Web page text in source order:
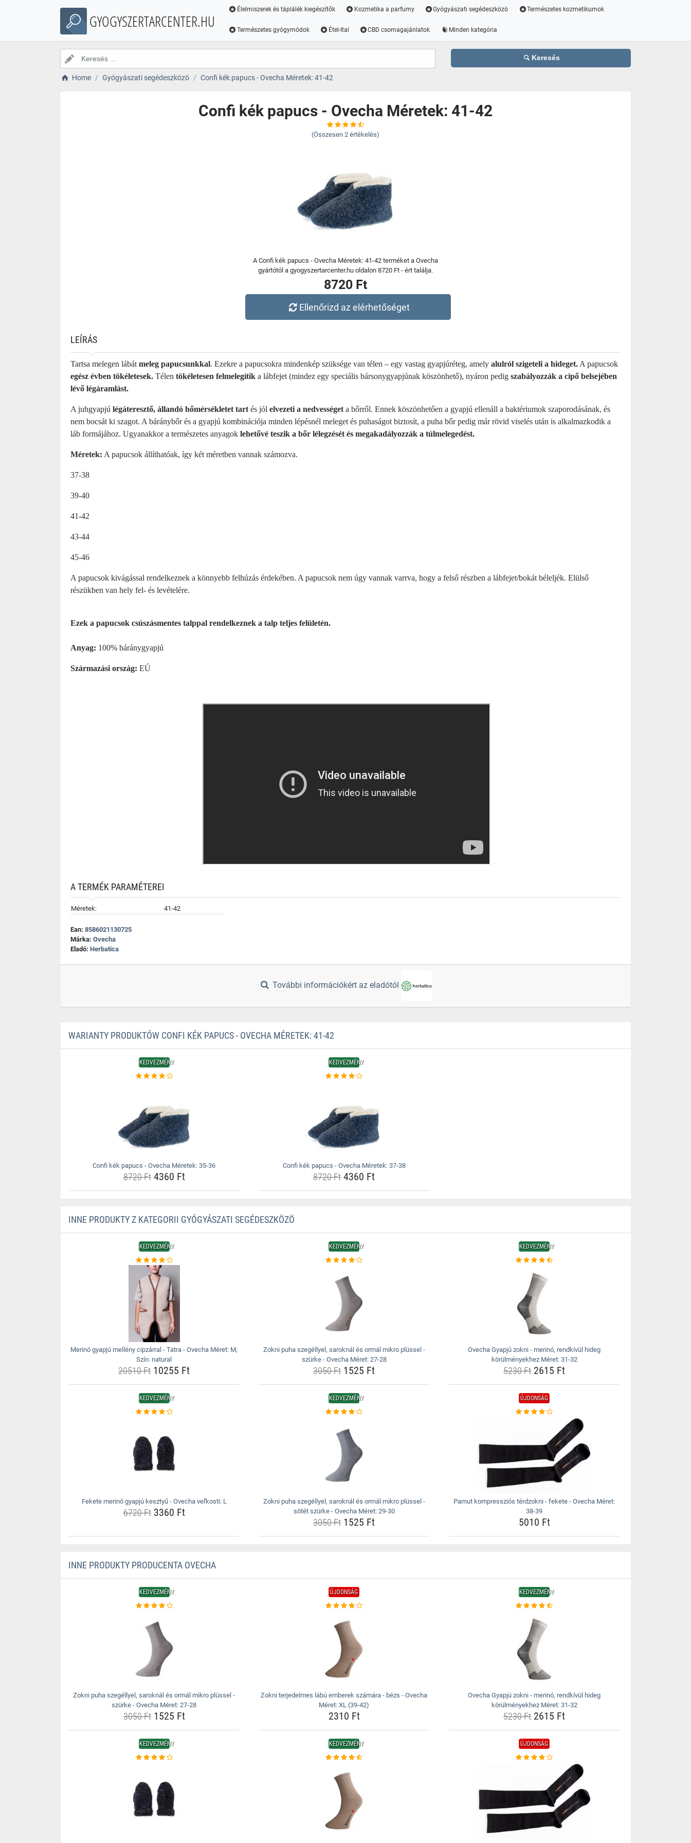
GYOGYSZERTARCENTER.HU
Élelmiszerek és táplálék kiegészítők Kozmetika a parfumy Gyógyászati segédeszközö Természetes kozmetikumok
Természetes gyógymódok Étel-Ital CBD csomagajánlatok Minden kategória
Keresés
Home Gyógyászati segédeszközö Confi kék papucs - Ovecha Méretek: 41-42
Confi kék papucs - Ovecha Méretek: 41-42
(Összesen 2 értékelés)
A Confi kék papucs - Ovecha Méretek: 41-42 terméket a Ovecha
gyártótól a gyogyszertarcenter.hu oldalon 8720 Ft - ért találja.
8720 Ft
Ellenőrizd az elérhetőséget
LEÍRÁS
Tartsa melegen lábát meleg papucsunkkal. Ezekre a papucsokra mindenkép szüksége van télen – egy vastag gyapjúréteg, amely alulról szigeteli a hideget. A papucsok
egész évben tökéletesek. Télen tökéletesen felmelegítik a lábfejet (mindez egy speciális bársonygyapjúnak köszönhető), nyáron pedig szabályozzák a cipő belsejében
lévő légáramlást.
A juhgyapjú légáteresztő, állandó hőmérsékletet tart és jól elvezeti a nedvességet a bőrről. Ennek köszönhetően a gyapjú ellenáll a baktériumok szaporodásának, és
nem bocsát ki szagot. A báránybőr és a gyapjú kombinációja minden lépésnél meleget és puhaságot biztosít, a puha bőr pedig már rövid viselés után is alkalmazkodik a
láb formájához. Ugyanakkor a természetes anyagok lehetővé teszik a bőr lélegzését és megakadályozzák a túlmelegedést.
Méretek: A papucsok állíthatóak, így két méretben vannak számozva.
37-38
39-40
41-42
43-44
45-46
A papucsok kivágással rendelkeznek a könnyebb felhúzás érdekében. A papucsok nem úgy vannak varrva, hogy a felső részben a lábfejet/bokát béleljék. Elülső
részükben van hely fel- és levételére.
Ezek a papucsok csúszásmentes talppal rendelkeznek a talp teljes felületén.
Anyag: 100% báránygyapjú
Származási ország: EÚ
A TERMÉK PARAMÉTEREI
Méretek: 41-42
Ean: 8586021130725
Márka: Ovecha
Eladó: Herbatica
További információkért az eladótól
WARIANTY PRODUKTÓW CONFI KÉK PAPUCS - OVECHA MÉRETEK: 41-42
KEDVEZMÉNY
Confi kék papucs - Ovecha Méretek: 35-36
8720 Ft4360 Ft
KEDVEZMÉNY
Confi kék papucs - Ovecha Méretek: 37-38
8720 Ft4360 Ft
INNE PRODUKTY Z KATEGORII GYÓGYÁSZATI SEGÉDESZKÖZÖ
KEDVEZMÉNY
Merinó gyapjú mellény cipzárral - Tatra - Ovecha Méret: M,
Szín: natural
20510 Ft10255 Ft
KEDVEZMÉNY
Zokni puha szegéllyel, saroknál és orrnál mikro plüssel -
szürke - Ovecha Méret: 27-28
3050 Ft1525 Ft
KEDVEZMÉNY
Ovecha Gyapjú zokni - merinó, rendkívül hideg
körülményekhez Méret: 31-32
5230 Ft 2615 Ft
KEDVEZMÉNY
Fekete merinó gyapjú kesztyű - Ovecha veľkosti: L
6720 Ft3360 Ft
KEDVEZMÉNY
Zokni puha szegéllyel, saroknál és orrnál mikro plüssel -
sötét szürke - Ovecha Méret: 29-30
3050 Ft1525 Ft
ÚJDONSÁG
Pamut kompressziós térdzokni - fekete - Ovecha Méret:
38-39
5010 Ft
INNE PRODUKTY PRODUCENTA OVECHA
KEDVEZMÉNY
Zokni puha szegéllyel, saroknál és orrnál mikro plüssel -
szürke - Ovecha Méret: 27-28
3050 Ft1525 Ft
ÚJDONSÁG
Zokni terjedelmes lábú emberek számára - bézs - Ovecha
Méret: XL (39-42)
2310 Ft
KEDVEZMÉNY
Ovecha Gyapjú zokni - merinó, rendkívül hideg
körülményekhez Méret: 31-32
5230 Ft 2615 Ft
KEDVEZMÉNY KEDVEZMÉNY ÚJDONSÁG